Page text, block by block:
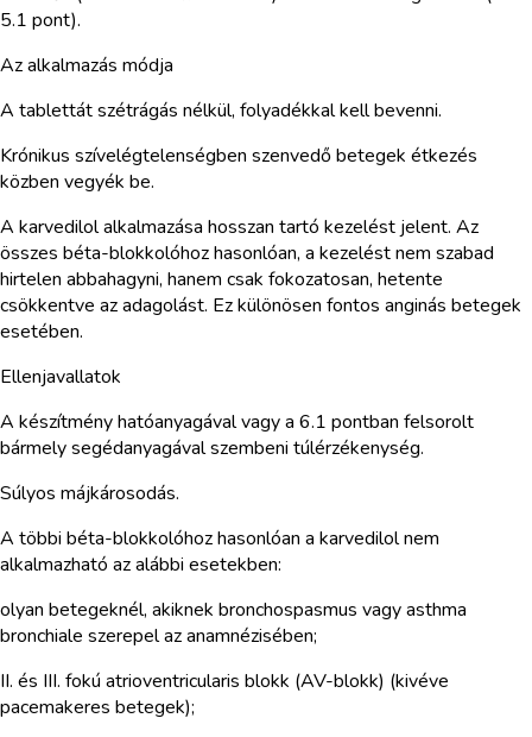
5.1 pont).
Az alkalmazás módja
A tablettát szétrágás nélkül, folyadékkal kell bevenni.
Krónikus szívelégtelenségben szenvedő betegek étkezés
közben vegyék be.
A karvedilol alkalmazása hosszan tartó kezelést jelent. Az
összes béta-blokkolóhoz hasonlóan, a kezelést nem szabad
hirtelen abbahagyni, hanem csak fokozatosan, hetente
csökkentve az adagolást. Ez különösen fontos anginás betegek
esetében.
Ellenjavallatok
A készítmény hatóanyagával vagy a 6.1 pontban felsorolt
bármely segédanyagával szembeni túlérzékenység.
Súlyos májkárosodás.
A többi béta-blokkolóhoz hasonlóan a karvedilol nem
alkalmazható az alábbi esetekben:
olyan betegeknél, akiknek bronchospasmus vagy asthma
bronchiale szerepel az anamnézisében;
II. és III. fokú atrioventricularis blokk (AV-blokk) (kivéve
pacemakeres betegek);